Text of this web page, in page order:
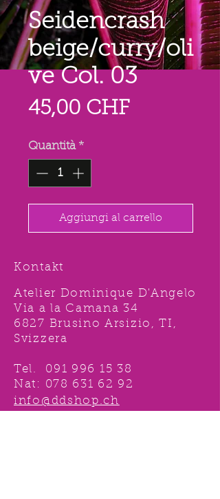
Seidencrash
beige/curry/oli
ve Col. 03
45,00 CHFPrezzo
Quantità *
Aggiungi al carrello
Kontakt
Atelier Dominique D'Angelo
Via a la Camana 34
6827 Brusino Arsizio, TI,
Svizzera
Tel. 091 996 15 38
Nat: 078 631 62 92
info@ddshop.ch